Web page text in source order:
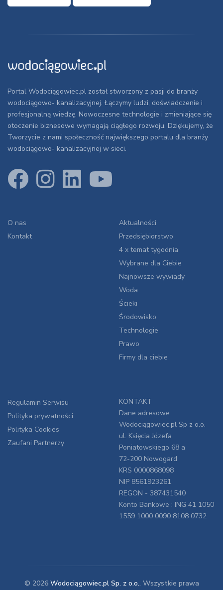
Portal Wodociągowiec.pl został stworzony z pasji do branży
wodociągowo- kanalizacyjnej. Łączymy ludzi, doświadczenie i
profesjonalną wiedzę. Nowoczesne technologie i zmieniające się
otoczenie biznesowe wymagają ciągłego rozwoju. Dziękujemy, że
Tworzycie z nami społeczność największego portalu dla branży
wodociągowo- kanalizacyjnej w sieci.
O nas
Kontakt
Aktualności
Przedsiębiorstwo
4 x temat tygodnia
Wybrane dla Ciebie
Najnowsze wywiady
Woda
Ścieki
Środowisko
Technologie
Prawo
Firmy dla ciebie
Regulamin Serwisu
Polityka prywatności
Polityka Cookies
Zaufani Partnerzy
KONTAKT
Dane adresowe
Wodociągowiec.pl Sp z o.o.
ul. Księcia Józefa
Poniatowskiego 68 a
72-200 Nowogard
KRS 0000868098
NIP 8561923261
REGON - 387431540
Konto Bankowe : ING 41 1050
1559 1000 0090 8108 0732
© 2026 Wodociągowiec.pl Sp. z o.o.. Wszystkie prawa